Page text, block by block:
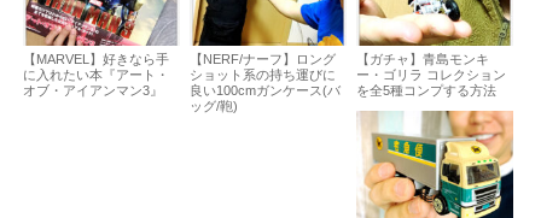
【MARVEL】好きなら手
に入れたい本『アート・
オブ・アイアンマン3』
【NERF/ナーフ】ロング
ショット系の持ち運びに
良い100cmガンケース(バ
ッグ/鞄)
【ガチャ】青島モンキ
ー・ゴリラ コレクション
を全5種コンプする方法